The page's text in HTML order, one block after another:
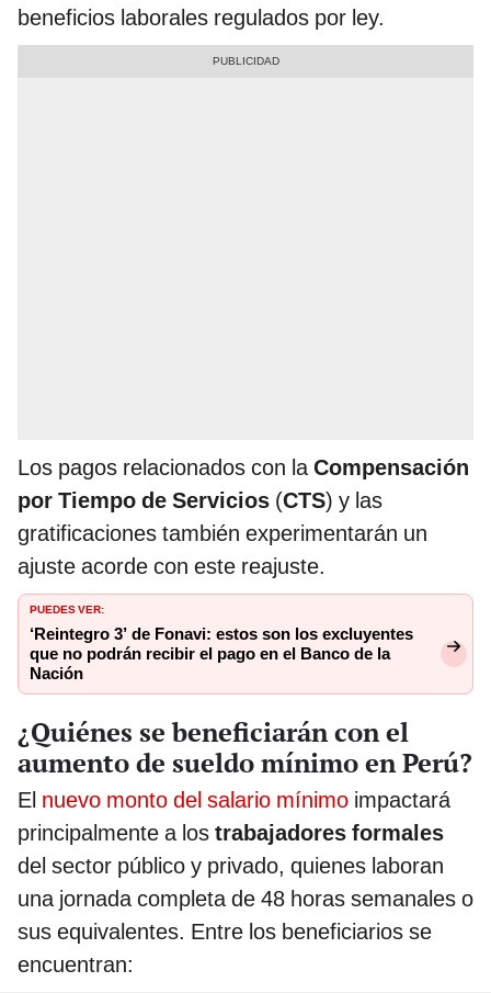
beneficios laborales regulados por ley.
Los pagos relacionados con laCompensación
por Tiempo de Servicios (CTS) y las
gratificaciones también experimentarán un
ajuste acorde con este reajuste.
PUEDES VER:
‘Reintegro 3’ de Fonavi: estos son los excluyentes
que no podrán recibir el pago en el Banco de la
Nación
¿Quiénes se beneficiarán con el
aumento de sueldo mínimo en Perú?
El nuevo monto del salario mínimo impactará
principalmente a los trabajadores formales
del sector público y privado, quienes laboran
una jornada completa de 48 horas semanales o
sus equivalentes. Entre los beneficiarios se
encuentran: